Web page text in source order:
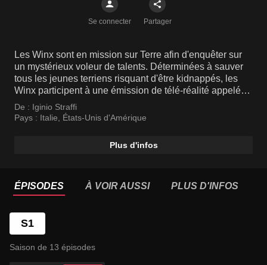
Se connecter Partager
Les Winx sont en mission sur Terre afin d'enquêter sur
un mystérieux voleur de talents. Déterminées à sauver
tous les jeunes terriens risquant d'être kidnappés, les
Winx participent à une émission de télé-réalité appelée
WOW!, en tant que découvreuses de talents.
De : Iginio Straffi
Pays : Italie États-Unis d'Amérique
Plus d'infos
ÉPISODES À VOIR AUSSI PLUS D'INFOS
S1
Saison de 13 épisodes